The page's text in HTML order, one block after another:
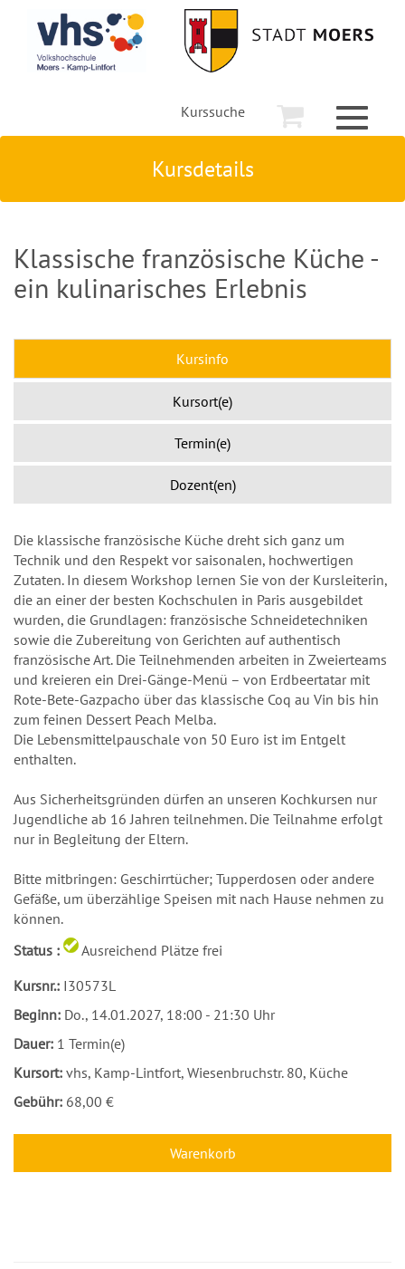
Kurssuche
Toggle
Kursdetails
Klassische französische Küche -
ein kulinarisches Erlebnis
Kursinfo
Kursort(e)
Termin(e)
Dozent(en)
Die klassische französische Küche dreht sich ganz um
Technik und den Respekt vor saisonalen, hochwertigen
Zutaten. In diesem Workshop lernen Sie von der Kursleiterin,
die an einer der besten Kochschulen in Paris ausgebildet
wurden, die Grundlagen: französische Schneidetechniken
sowie die Zubereitung von Gerichten auf authentisch
französische Art. Die Teilnehmenden arbeiten in Zweierteams
und kreieren ein Drei-Gänge-Menü – von Erdbeertatar mit
Rote-Bete-Gazpacho über das klassische Coq au Vin bis hin
zum feinen Dessert Peach Melba.
Die Lebensmittelpauschale von 50 Euro ist im Entgelt
enthalten.
Aus Sicherheitsgründen dürfen an unseren Kochkursen nur
Jugendliche ab 16 Jahren teilnehmen. Die Teilnahme erfolgt
nur in Begleitung der Eltern.
Bitte mitbringen: Geschirrtücher; Tupperdosen oder andere
Gefäße, um überzählige Speisen mit nach Hause nehmen zu
können.
Status :
Ausreichend Plätze frei
Kursnr.: I30573L
Beginn: Do., 14.01.2027, 18:00 - 21:30 Uhr
Dauer: 1 Termin(e)
Kursort: vhs, Kamp-Lintfort, Wiesenbruchstr. 80, Küche
Gebühr: 68,00 €
Warenkorb